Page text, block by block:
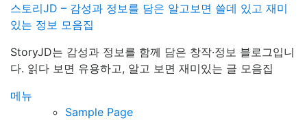
스토리JD – 감성과 정보를 담은 알고보면 쓸데 있고 재미
있는 정보 모음집
StoryJD는 감성과 정보를 함께 담은 창작·정보 블로그입니
다. 읽다 보면 유용하고, 알고 보면 재미있는 글 모음집
메뉴
Sample Page